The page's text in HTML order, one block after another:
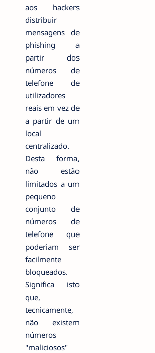
aos hackers
distribuir
mensagens de
phishing a
partir dos
números de
telefone de
utilizadores
reais em vez de
a partir de um
local
centralizado.
Desta forma,
não estão
limitados a um
pequeno
conjunto de
números de
telefone que
poderiam ser
facilmente
bloqueados.
Significa isto
que,
tecnicamente,
não existem
números
"maliciosos"